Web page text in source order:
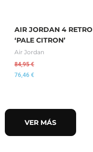
AIR JORDAN 4 RETRO
‘PALE CITRON’
Air Jordan
84,95€
76,46 €
VER MÁS